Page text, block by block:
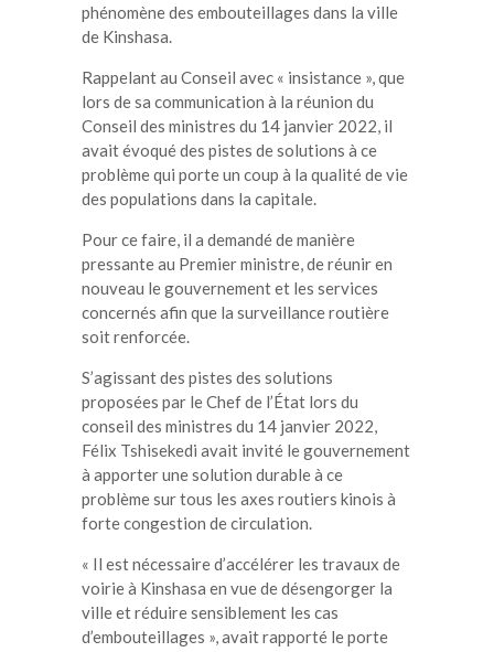
phénomène des embouteillages dans la ville
de Kinshasa.
Rappelant au Conseil avec « insistance », que
lors de sa communication à la réunion du
Conseil des ministres du 14 janvier 2022, il
avait évoqué des pistes de solutions à ce
problème qui porte un coup à la qualité de vie
des populations dans la capitale.
Pour ce faire, il a demandé de manière
pressante au Premier ministre, de réunir en
nouveau le gouvernement et les services
concernés afin que la surveillance routière
soit renforcée.
S’agissant des pistes des solutions
proposées par le Chef de l’État lors du
conseil des ministres du 14 janvier 2022,
Félix Tshisekedi avait invité le gouvernement
à apporter une solution durable à ce
problème sur tous les axes routiers kinois à
forte congestion de circulation.
« Il est nécessaire d’accélérer les travaux de
voirie à Kinshasa en vue de désengorger la
ville et réduire sensiblement les cas
d’embouteillages », avait rapporté le porte